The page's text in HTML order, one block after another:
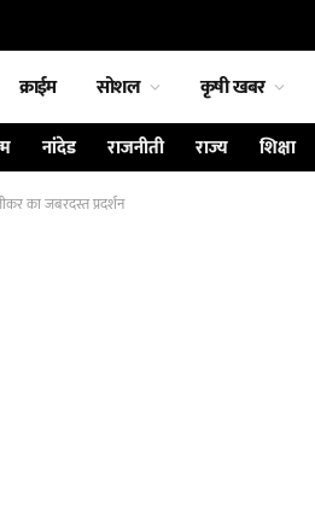
क्राईम सोशल कृषी खबर
नांदेड राजनीती राज्य शिक्षा
का जबरदस्त प्रदर्शन